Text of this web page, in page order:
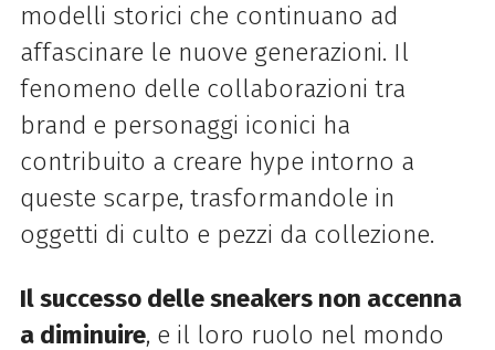
modelli storici che continuano ad
affascinare le nuove generazioni. Il
fenomeno delle collaborazioni tra
brand e personaggi iconici ha
contribuito a creare hype intorno a
queste scarpe, trasformandole in
oggetti di culto e pezzi da collezione.
Il successo delle sneakers non accenna
a diminuire, e il loro ruolo nel mondo